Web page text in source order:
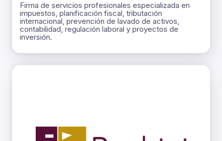
Firma de servicios profesionales especializada en
impuestos, planificación fiscal, tributación
internacional, prevención de lavado de activos,
contabilidad, regulación laboral y proyectos de
inversión.